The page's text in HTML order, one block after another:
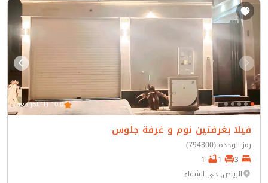
10.0 (1 المراجعة)
فيلا بغرفتين نوم و غرفة جلوس
رمز الوحدة (794300)
الرياض, حي الشفاء